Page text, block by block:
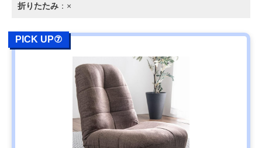
折りたたみ ：×
PICK UP⑦